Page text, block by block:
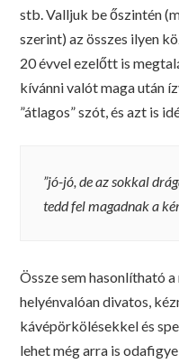
stb. Valljuk be őszintén
szerint) az összes ilyen
20 évvel ezelőtt is
kívánni valót maga után
”átlagos” szót, és azt is
”jó-jó, de az sokkal
tedd fel magadnak a
Össze sem hasonlítható
helyénvalóan divatos,
kávépörkölésekkel és
lehet még arra is